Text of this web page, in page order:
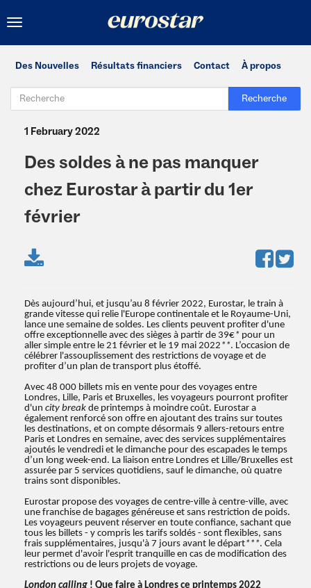
Toggle
Des Nouvelles Résultats financiers Contact À propos
Recherche
1 February 2022
Des soldes à ne pas manquer
chez Eurostar à partir du 1er
février
Dès aujourd’hui, et jusqu’au 8 février 2022, Eurostar, le train à
grande vitesse qui relie l'Europe continentale et le Royaume-Uni,
lance une semaine de soldes. Les clients peuvent profiter d'une
offre exceptionnelle avec des sièges à partir de 39€* pour un
aller simple entre le 21 février et le 19 mai 2022 **. L’occasion de
célébrer l'assouplissement des restrictions de voyage et de
profiter d’un plan de transport plus étoffé.
Avec 48 000 billets mis en vente pour des voyages entre
Londres, Lille, Paris et Bruxelles, les voyageurs pourront profiter
d'un city break de printemps à moindre coût. Eurostar a
également renforcé son offre en ajoutant des trains sur toutes
les destinations, et on compte désormais 9 allers-retours entre
Paris et Londres en semaine, avec des services supplémentaires
ajoutés le vendredi et le dimanche pour des escapades le temps
d’un long week-end. La liaison entre Londres et Lille/Bruxelles est
assurée par 5 services quotidiens, sauf le dimanche, où quatre
trains sont disponibles.
Eurostar propose des voyages de centre-ville à centre-ville, avec
une franchise de bagages généreuse et sans restriction de poids.
Les voyageurs peuvent réserver en toute confiance, sachant que
tous les billets - y compris les tarifs soldés - sont flexibles, sans
frais supplémentaires, jusqu'à 7 jours avant le départ***. Cela
leur permet d'avoir l'esprit tranquille en cas de modification des
restrictions ou de leurs projets de voyage.
London calling ! Que faire à Londres ce printemps 2022